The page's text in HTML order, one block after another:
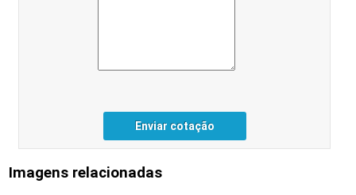
Enviar cotação
Imagens relacionadas